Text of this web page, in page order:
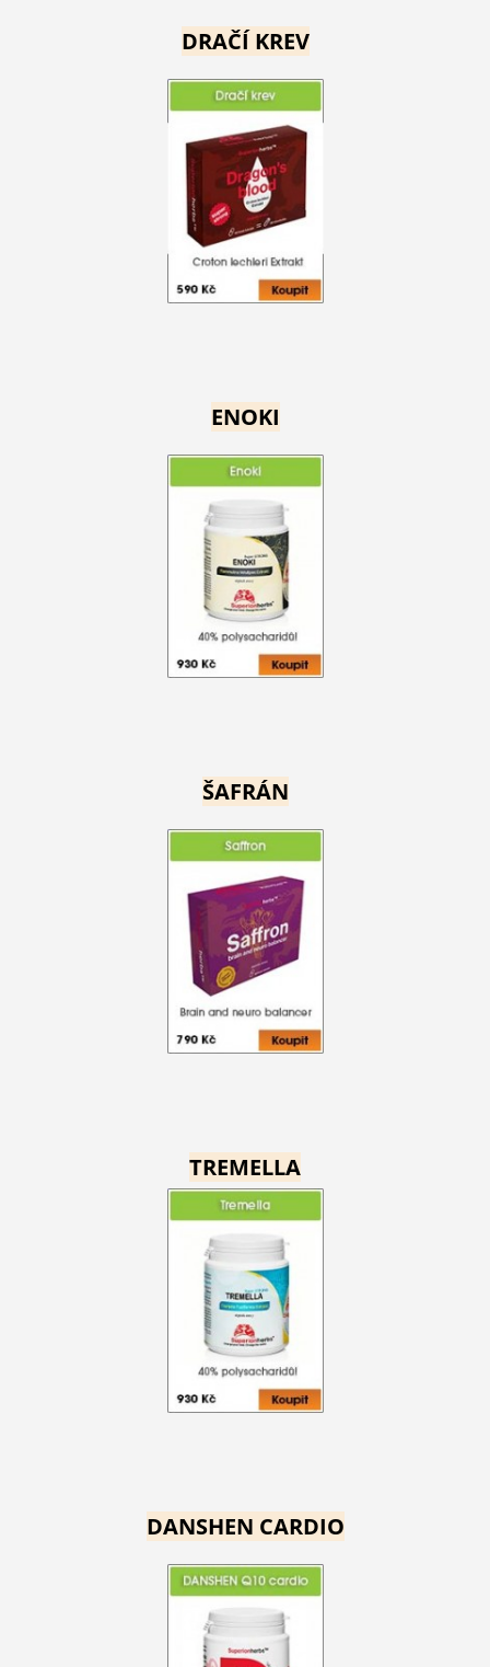
DRAČÍ KREV
ENOKI
ŠAFRÁN
TREMELLA
DANSHEN CARDIO